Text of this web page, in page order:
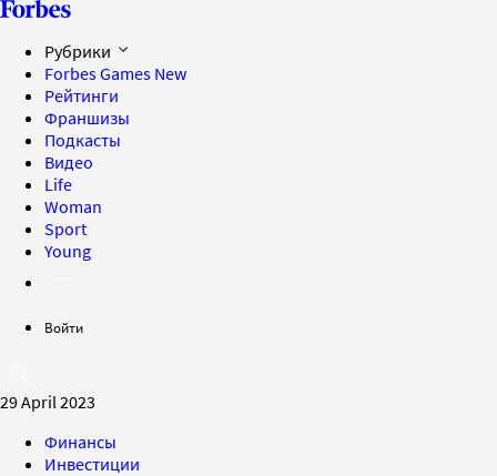
Рубрики
Forbes Games New
Рейтинги
Франшизы
Подкасты
Видео
Life
Woman
Sport
Young
Войти
29 April 2023
Финансы
Инвестиции